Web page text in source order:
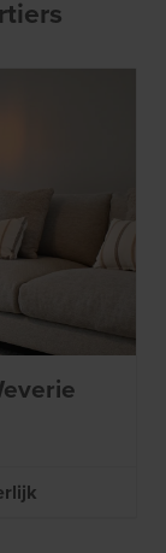
avec les
Vous suivez
notre